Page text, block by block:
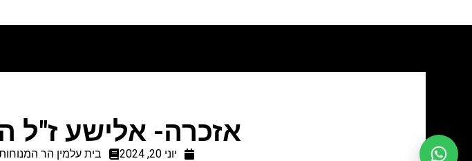
אזכרה- אלישע ז"ל
יוני 20, 2024 בית עלמין הר